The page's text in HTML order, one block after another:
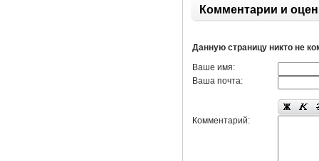
Комментарии и
Данную страницу никто не
Ваше имя:
Ваша почта:
Комментарий: